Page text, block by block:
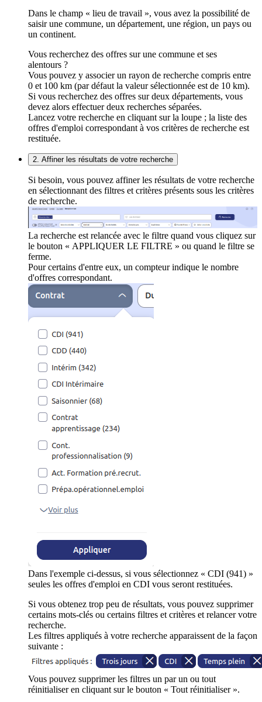
Dans le champ « lieu de travail », vous avez la possibilité de
saisir une commune, un département, une région, un pays ou
un continent.
Vous recherchez des offres sur une commune et ses
alentours ?
Vous pouvez y associer un rayon de recherche compris entre
0 et 100 km (par défaut la valeur sélectionnée est de 10 km).
Si vous recherchez des offres sur deux départements, vous
devez alors effectuer deux recherches séparées.
Lancez votre recherche en cliquant sur la loupe ; la liste des
offres d'emploi correspondant à vos critères de recherche est
restituée.
2. Affiner les résultats de votre recherche
Si besoin, vous pouvez affiner les résultats de votre recherche
en sélectionnant des filtres et critères présents sous les critères
de recherche.
La recherche est relancée avec le filtre quand vous cliquez sur
le bouton « APPLIQUER LE FILTRE » ou quand le filtre se
ferme.
Pour certains d'entre eux, un compteur indique le nombre
d'offres correspondant.
Dans l'exemple ci-dessus, si vous sélectionnez « CDI (941) »
seules les offres d'emploi en CDI vous seront restituées.
Si vous obtenez trop peu de résultats, vous pouvez supprimer
certains mots-clés ou certains filtres et critères et relancer votre
recherche.
Les filtres appliqués à votre recherche apparaissent de la façon
suivante :
Vous pouvez supprimer les filtres un par un ou tout
réinitialiser en cliquant sur le bouton « Tout réinitialiser ».